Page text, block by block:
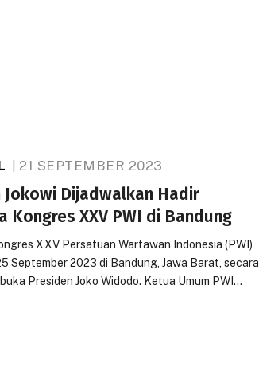
21 SEPTEMBER 2023
Jokowi Dijadwalkan Hadir
Kongres XXV PWI di Bandung
XXV Persatuan Wartawan Indonesia (PWI)
September 2023 di Bandung, Jawa Barat, secara
Presiden Joko Widodo. Ketua Umum PWI…